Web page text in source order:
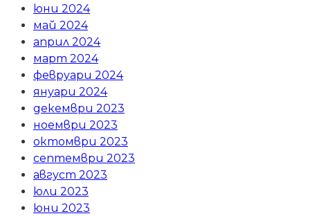
юни 2024
май 2024
април 2024
март 2024
февруари 2024
януари 2024
декември 2023
ноември 2023
октомври 2023
септември 2023
август 2023
юли 2023
юни 2023